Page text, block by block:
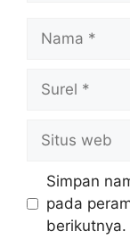
web
Simpan
pada
berikutnya.